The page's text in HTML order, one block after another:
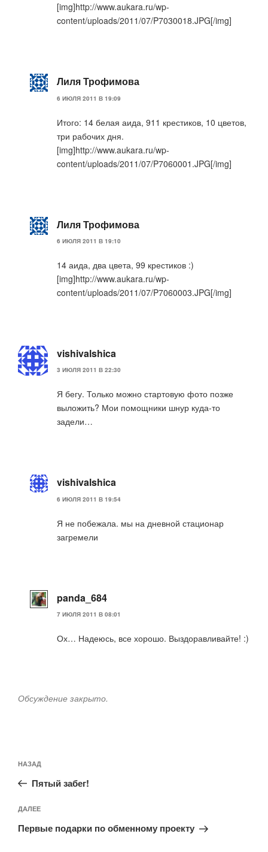
[img]http://www.aukara.ru/wp-
content/uploads/2011/07/P7030018.JPG[/img]
Лиля Трофимова
6 ИЮЛЯ 2011 В 19:09
Итого: 14 белая аида, 911 крестиков, 10 цветов,
три рабочих дня.
[img]http://www.aukara.ru/wp-
content/uploads/2011/07/P7060001.JPG[/img]
Лиля Трофимова
6 ИЮЛЯ 2011 В 19:10
14 аида, два цвета, 99 крестиков :)
[img]http://www.aukara.ru/wp-
content/uploads/2011/07/P7060003.JPG[/img]
vishivalshica
3 ИЮЛЯ 2011 В 22:30
Я бегу. Только можно стартовую фото позже
выложить? Мои помощники шнур куда-то
задели…
vishivalshica
6 ИЮЛЯ 2011 В 19:54
Я не побежала. мы на дневной стационар
загремели
panda_684
7 ИЮЛЯ 2011 В 08:01
Ох… Надеюсь, все хорошо. Выздоравливайте! :)
Обсуждение закрыто.
по
записям
Предыдущая
запись:
НАЗАД
Пятый забег!
Следующая
запись
ДАЛЕЕ
Первые подарки по обменному проекту